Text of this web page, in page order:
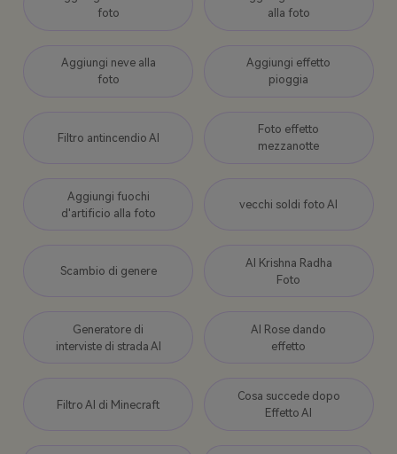
foto
alla foto
Aggiungi neve alla
foto
Aggiungi effetto
pioggia
Filtro antincendio AI
Foto effetto
mezzanotte
Aggiungi fuochi
d'artificio alla foto
vecchi soldi foto AI
Scambio di genere
AI Krishna Radha
Foto
Generatore di
interviste di strada AI
AI Rose dando
effetto
Filtro AI di Minecraft
Cosa succede dopo
Effetto AI